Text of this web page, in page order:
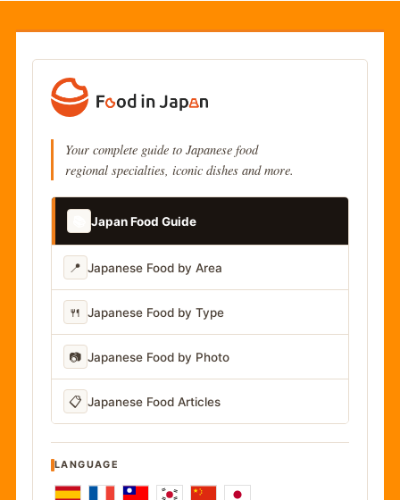
Your complete guide to Japanese food
regional specialties, iconic dishes and more.
Japan Food Guide
📍 Japanese Food by Area
🍴 Japanese Food by Type
📷 Japanese Food by Photo
📋 Japanese Food Articles
LANGUAGE